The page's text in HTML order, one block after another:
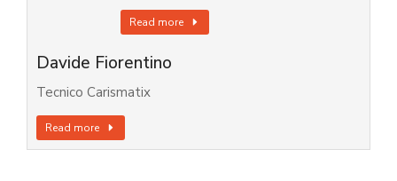
Read more
Davide Fiorentino
Tecnico Carismatix
Read more